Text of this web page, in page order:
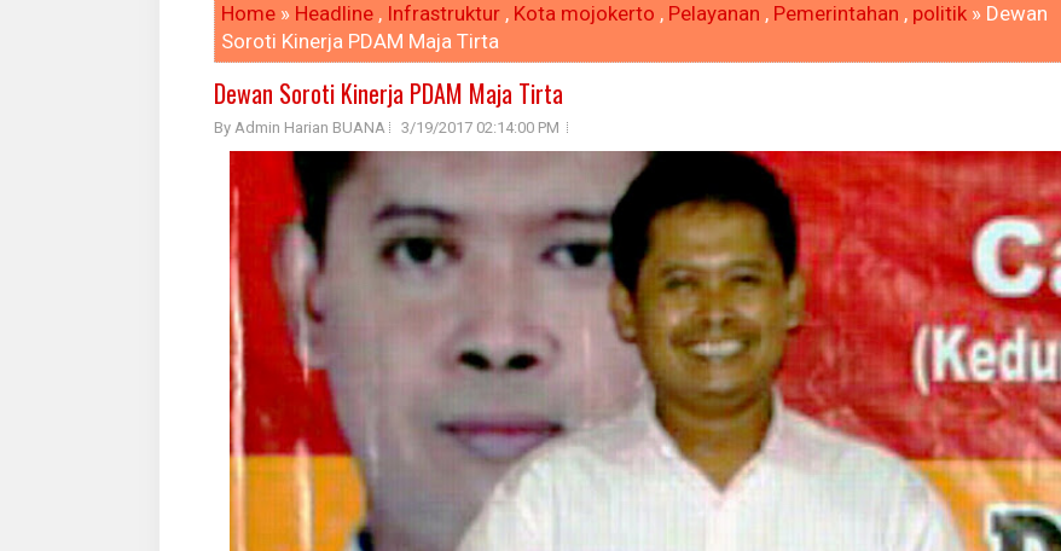
Home » Headline , Infrastruktur , Kota mojokerto , Pelayanan , Pemerintahan , politik » Dewan
Soroti Kinerja PDAM Maja Tirta
Dewan Soroti Kinerja PDAM Maja Tirta
By Admin Harian BUANA 3/19/2017 02:14:00 PM